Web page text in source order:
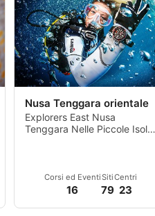
Nusa Tenggara orientale
Explorers East Nusa
Tenggara Nelle Piccole Isole
Corsi ed Eventi
16
Siti
79
Centri
23